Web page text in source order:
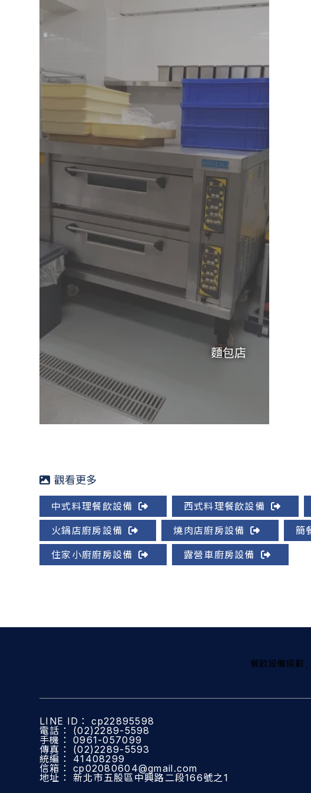
麵包店
中式料理餐飲設備 西式料理餐飲設備
火鍋店廚房設備 燒肉店廚房設備 簡
住家小廚廚房設備 露營車廚房設備
cp22895598
(02)2289-5598
0961-057099
(02)2289-5593
41408299
cp02080604@gmail.com
新北市五股區中興路二段166號之1
餐飲設備規劃